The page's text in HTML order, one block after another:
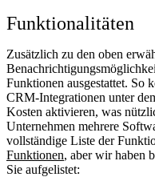
Funktionalitäten
Zusätzlich zu den oben
Funktionen ausgestattet. So
CRM-Integrationen unter
Kosten aktivieren, was
Unternehmen mehrere
vollständige Liste der
Funktionen, aber wir haben
Sie aufgelistet: